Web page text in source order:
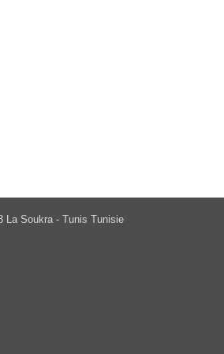
La Soukra - Tunis Tunisie